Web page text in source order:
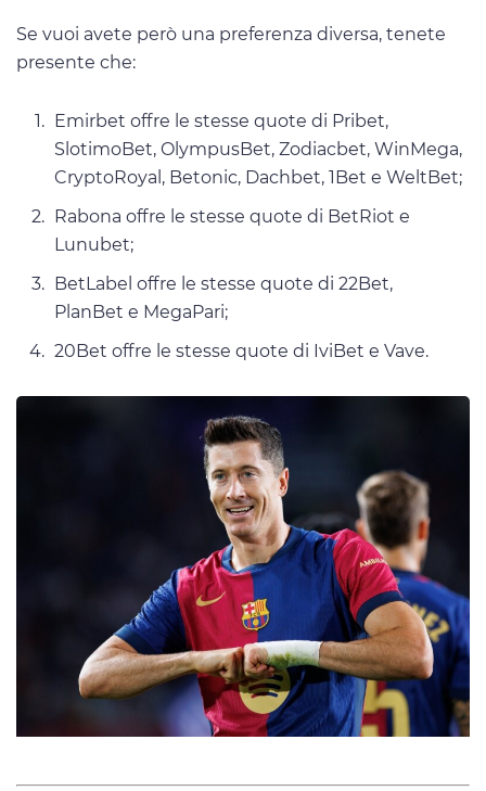
Se vuoi avete però una preferenza diversa, tenete
presente che:
Emirbet offre le stesse quote di Pribet,
SlotimoBet, OlympusBet, Zodiacbet, WinMega,
CryptoRoyal, Betonic, Dachbet, 1Bet e WeltBet;
Rabona offre le stesse quote di BetRiot e
Lunubet;
BetLabel offre le stesse quote di 22Bet,
PlanBet e MegaPari;
20Bet offre le stesse quote di IviBet e Vave.